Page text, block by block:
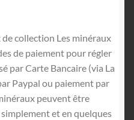
collection Les minéraux
de paiement pour régler
par Carte Bancaire (via La
Paypal ou paiement par
peuvent être
et en quelques